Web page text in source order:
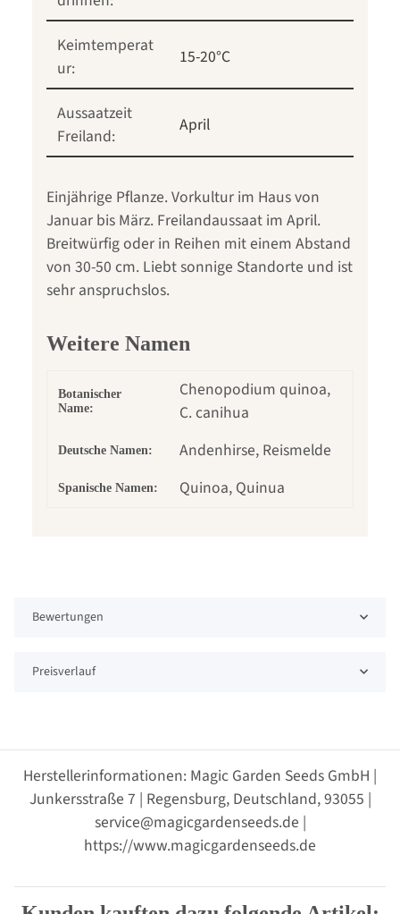
Keimtemperat
ur:
15-20°C
Aussaatzeit
Freiland:
April
Einjährige Pflanze. Vorkultur im Haus von
Januar bis März. Freilandaussaat im April.
Breitwürfig oder in Reihen mit einem Abstand
von 30-50 cm. Liebt sonnige Standorte und ist
sehr anspruchslos.
Weitere Namen
Botanischer
Name:
Chenopodium quinoa,
C. canihua
Deutsche Namen: Andenhirse, Reismelde
Spanische Namen: Quinoa, Quinua
Bewertungen
Preisverlauf
Herstellerinformationen: Magic Garden Seeds GmbH |
Junkersstraße 7 | Regensburg, Deutschland, 93055 |
service@magicgardenseeds.de |
https://www.magicgardenseeds.de